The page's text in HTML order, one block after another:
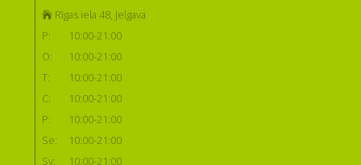
Rīgas iela 48, Jelgava
P:
10:00-21:00
O:
10:00-21:00
T:
10:00-21:00
C:
10:00-21:00
P:
10:00-21:00
Se:
10:00-21:00
Sv:
10:00-21:00